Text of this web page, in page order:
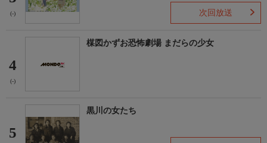
(-) 次回放送
4
(-)
楳図かずお恐怖劇場 まだらの少女
5
黒川の女たち